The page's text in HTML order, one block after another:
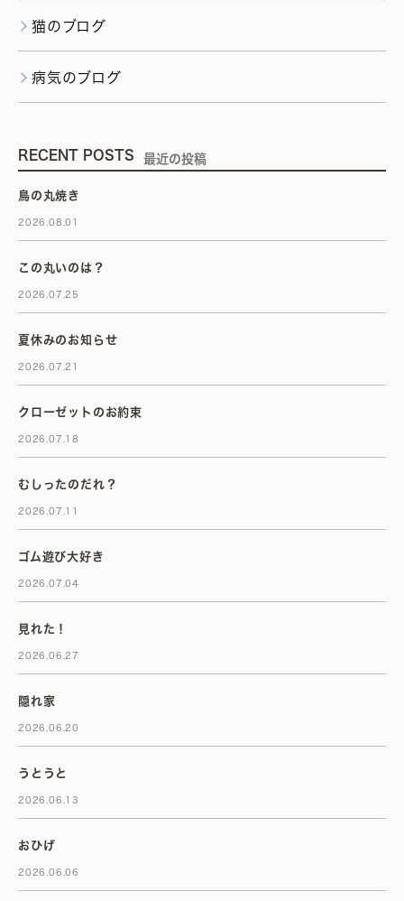
猫のブログ
病気のブログ
RECENT POSTS 最近の投稿
鳥の丸焼き
2026.08.01
この丸いのは？
2026.07.25
夏休みのお知らせ
2026.07.21
クローゼットのお約束
2026.07.18
むしったのだれ？
2026.07.11
ゴム遊び大好き
2026.07.04
見れた！
2026.06.27
隠れ家
2026.06.20
うとうと
2026.06.13
おひげ
2026.06.06